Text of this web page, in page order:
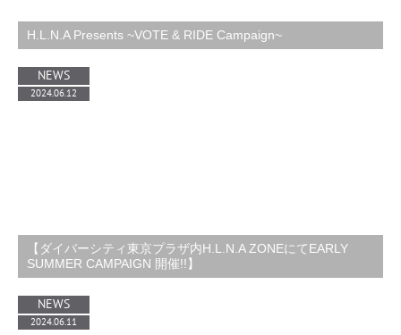
H.L.N.A Presents ~VOTE & RIDE Campaign~
【ダイバーシティ東京プラザ内H.L.N.A ZONEにてEARLY
SUMMER CAMPAIGN 開催!!】
NEWS
2024.06.12
NEWS
2024.06.11